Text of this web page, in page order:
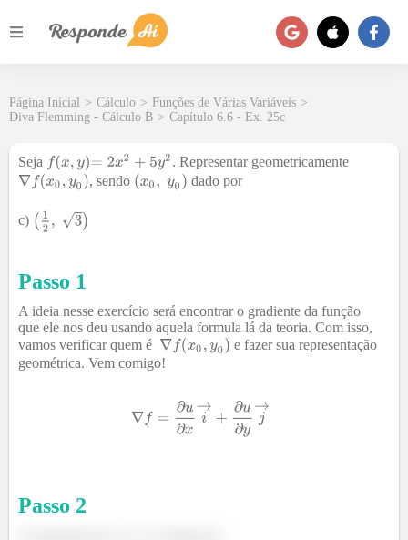
Página Inicial > Cálculo > Funções de Várias Variáveis >
Diva Flemming - Cálculo B > Capítulo 6.6 - Ex. 25c
Seja
. Representar geometricamente
, sendo
dado por
c)
Passo 1
A ideia nesse exercício será encontrar o gradiente da função
que ele nos deu usando aquela formula lá da teoria. Com isso,
vamos verificar quem é
e fazer sua representação
geométrica. Vem comigo!
Passo 2